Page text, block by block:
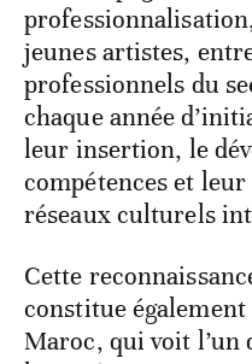
jeunes artistes,
professionnels du
chaque année
leur insertion, le
compétences et
réseaux culturels
Cette
constitue
Maroc, qui voit l’un